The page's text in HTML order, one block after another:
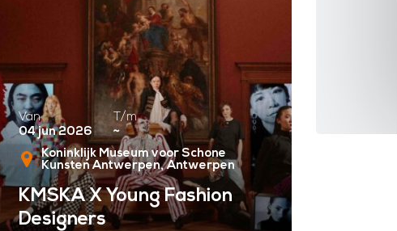
Van
04 jun 2026
T/m
~
Koninklijk Museum voor Schone
Kunsten Antwerpen Antwerpen
KMSKA X Young Fashion
Designers